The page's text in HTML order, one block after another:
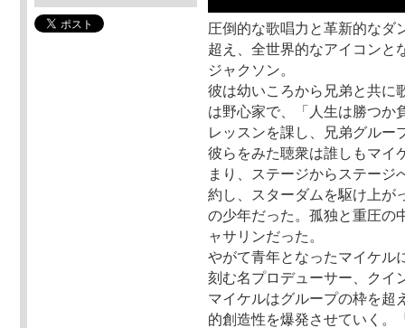
圧倒的な歌唱力と革新的なダ
超え、全世界的なアイコンと
ジャクソン。
彼は幼いころから兄弟と共に
は野心家で、「人生は勝つか
レッスンを課し、兄弟グルー
彼らをみた聴衆は誰しもマイ
まり、ステージからステージ
約し、スターダムを駆け上が
の少年だった。孤独と重圧の
ャサリンだった。
やがて青年となったマイケル
刻む名プロデューサー、クイ
マイケルはグループの枠を超
的創造性を爆発させていく。